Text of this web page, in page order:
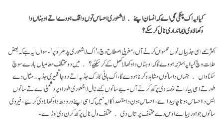
کیا ایہ اک چنگی گل اے کہ انسان اپنے لا شعوری احساس توں واقف ہووے اتے اوہناں دا
وکھالا وی ایمانداری نال کر سکے؟
اکثر سمے اسی جذبیاں نوں محسوس کرنے آں، مغربی اصطلاح وچ، 'اک لاشعوری پدھر اوپر'- سوال ایہ ہے کہ بعض
حلات وچ کیا ایہ بہتر نہ ہووے گا کہ اوہناں دا وکھالا کھل کے کر سکئیے؟ میں دو مختلف معاملیاں بارے سوچ
سکنا واں جنہاں دا سانوں مشاہدہ کرنا ہووے گا، اک ہانی کارک جذبہ اتے دوجا تعمیری جذبہ۔ مثال دے
طور تے اسی پیار اتے غصہ دی پرکھ کرنے آں- جے سانوں کسے نال لاشعوری طور اوپر دشمنی اے تے سانوں
ایس دا احساس ہونا چاہیدا اے- احساس ہون دا مقصد اُکا ایہ نئیں کہ اسی اپنے ورودھ دا وکھالا وی کرئیے- فیر وی
سانوں جو ہو رہیا اے اوس دے مختلف پرتاں دی مختلف ول نال پرکھ کرن دی لوڑ اے-